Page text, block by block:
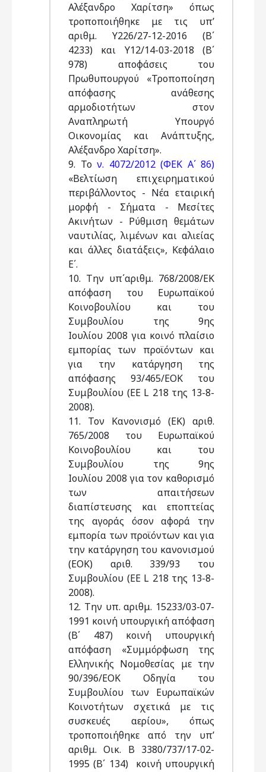
Αλέξανδρο Χαρίτση» όπως
τροποποιήθηκε με τις υπ’
αριθμ. Υ226/27-12-2016 (Β΄
4233) και Υ12/14-03-2018 (Β΄
978) αποφάσεις του
Πρωθυπουργού «Τροποποίηση
απόφασης ανάθεσης
αρμοδιοτήτων στον
Αναπληρωτή Υπουργό
Οικονομίας και Ανάπτυξης,
Αλέξανδρο Χαρίτση».
9. Το ν. 4072/2012 (ΦΕΚ Α΄ 86)
«Βελτίωση επιχειρηματικού
περιβάλλοντος - Νέα εταιρική
μορφή - Σήματα - Μεσίτες
Ακινήτων - Ρύθμιση θεμάτων
ναυτιλίας, λιμένων και αλιείας
και άλλες διατάξεις», Κεφάλαιο
Ε΄.
10. Την υπ΄αριθμ. 768/2008/ΕΚ
απόφαση του Ευρωπαϊκού
Κοινοβουλίου και του
Συμβουλίου της 9ης
Ιουλίου 2008 για κοινό πλαίσιο
εμπορίας των προϊόντων και
για την κατάργηση της
απόφασης 93/465/ΕΟΚ του
Συμβουλίου (ΕΕ L 218 της 13-8-
2008).
11. Τον Κανονισμό (ΕΚ) αριθ.
765/2008 του Ευρωπαϊκού
Κοινοβουλίου και του
Συμβουλίου της 9ης
Ιουλίου 2008 για τον καθορισμό
των απαιτήσεων
διαπίστευσης και εποπτείας
της αγοράς όσον αφορά την
εμπορία των προϊόντων και για
την κατάργηση του κανονισμού
(ΕΟΚ) αριθ. 339/93 του
Συμβουλίου (ΕΕ L 218 της 13-8-
2008).
12. Την υπ. αριθμ. 15233/03-07-
1991 κοινή υπουργική απόφαση
(Β΄ 487) κοινή υπουργική
απόφαση «Συμμόρφωση της
Ελληνικής Νομοθεσίας με την
90/396/ΕΟΚ Οδηγία του
Συμβουλίου των Ευρωπαϊκών
Κοινοτήτων σχετικά με τις
συσκευές αερίου», όπως
τροποποιήθηκε από την υπ’
αριθμ. Οικ. Β 3380/737/17-02-
1995 (Β΄ 134) κοινή υπουργική